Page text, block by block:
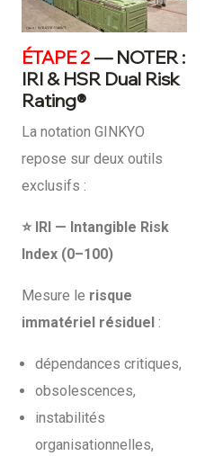
ÉTAPE 2 — NOTER :
IRI & HSR Dual Risk
Rating®
La notation GINKYO
repose sur deux outils
exclusifs :
⭐IRI — Intangible Risk
Index (0–100)
Mesure le risque
immatériel résiduel :
dépendances critiques,
obsolescences,
instabilités
organisationnelles,